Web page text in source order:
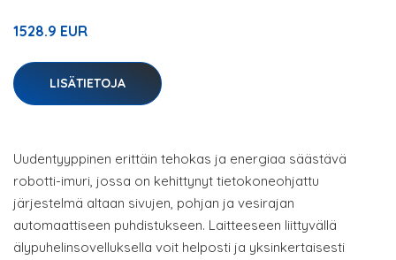
1528.9 EUR
LISÄTIETOJA
Uudentyyppinen erittäin tehokas ja energiaa säästävä
robotti-imuri, jossa on kehittynyt tietokoneohjattu
järjestelmä altaan sivujen, pohjan ja vesirajan
automaattiseen puhdistukseen. Laitteeseen liittyvällä
älypuhelinsovelluksella voit helposti ja yksinkertaisesti